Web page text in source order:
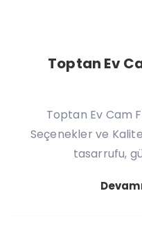
Toptan Ev
Toptan Ev Cam
Seçenekler ve
tasarrufu,